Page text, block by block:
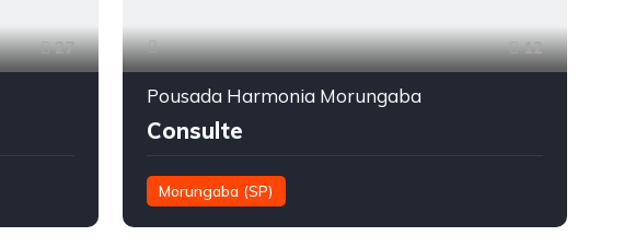
27 12
Pousada Harmonia Morungaba
Consulte
Morungaba (SP)